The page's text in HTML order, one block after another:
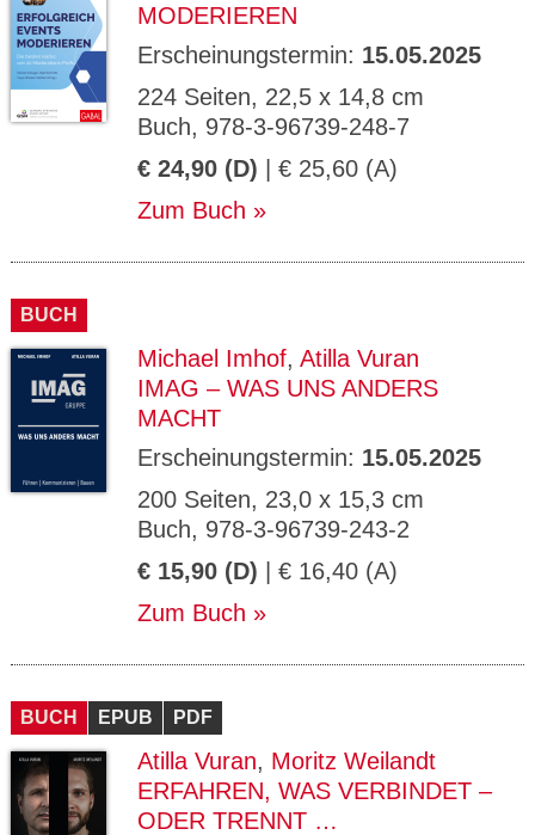
MODERIEREN
Erscheinungstermin: 15.05.2025
224 Seiten, 22,5 x 14,8 cm
Buch, 978-3-96739-248-7
€ 24,90 (D) | € 25,60 (A)
Zum Buch
BUCH
Michael Imhof, Atilla Vuran
IMAG – WAS UNS ANDERS
MACHT
Erscheinungstermin: 15.05.2025
200 Seiten, 23,0 x 15,3 cm
Buch, 978-3-96739-243-2
€ 15,90 (D) | € 16,40 (A)
Zum Buch
BUCH EPUB PDF
Atilla Vuran, Moritz Weilandt
ERFAHREN, WAS VERBINDET –
ODER TRENNT …